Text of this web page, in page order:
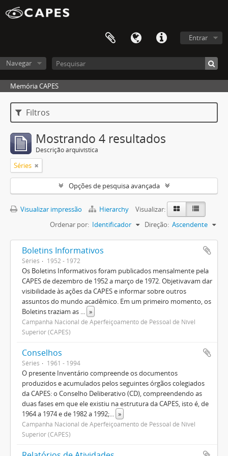
Entrar
Navegar
Memória CAPES
Filtros
Mostrando 4 resultados
Descrição arquivística
Séries
Opções de pesquisa avançada
Visualizar impressão Hierarchy
Visualizar:
Ordenar por: Identificador Direção: Ascendente
Boletins Informativos
Séries 1952 - 1972
Os Boletins Informativos foram publicados mensalmente pela
CAPES de dezembro de 1952 a março de 1972. Objetivavam dar
visibilidade às ações da CAPES e informar sobre outros
assuntos do mundo acadêmico. Em um primeiro momento, os
Boletins traziam as ... »
Campanha Nacional de Aperfeiçoamento de Pessoal de Nível
Superior (CAPES)
Conselhos
Séries 1961 - 1994
O presente Inventário compreende os documentos
produzidos e acumulados pelos seguintes órgãos colegiados
da CAPES: o Conselho Deliberativo (CD), compreendendo as
duas fases em que ele existiu na estrutura da CAPES, isto é, de
1964 a 1974 e de 1982 a 1992;... »
Campanha Nacional de Aperfeiçoamento de Pessoal de Nível
Superior (CAPES)